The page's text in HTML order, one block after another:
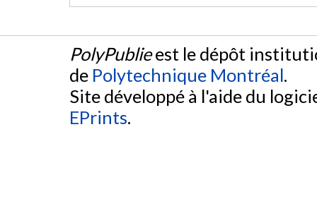
PolyPublieest le dépôt
de Polytechnique Montréal.
Site développé à l'aide du
EPrints.